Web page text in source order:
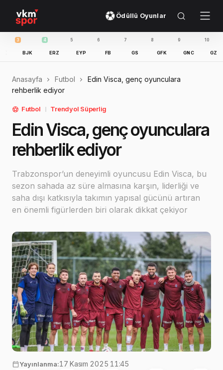
Ödüllü Oyunlar
4
ERZ EYP FB GS GFK GNC
10
GZT
11
IBFK
Anasayfa Futbol
Edin Visca, genç oyunculara
rehberlik ediyor
Futbol Trendyol Süperlig
Edin Visca, genç oyunculara
rehberlik ediyor
Trabzonspor’un deneyimli oyuncusu Edin Visca, bu
sezon sahada az süre almasına karşın, liderliği ve
saha dışı katkısıyla takımın yapısal gücünü artıran
en önemli figürlerden biri olarak dikkat çekiyor
Yayınlanma:17 Kasım 2025 11:45